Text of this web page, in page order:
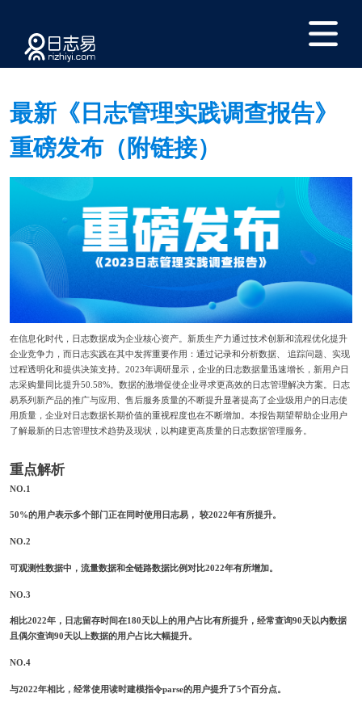
最新《日志管理实践调查报告》
重磅发布（附链接）
在信息化时代，日志数据成为企业核心资产。新质生产力通过技术创新和流程优化提升
企业竞争力，而日志实践在其中发挥重要作用：通过记录和分析数据、 追踪问题、实现
过程透明化和提供决策支持。2023年调研显示，企业的日志数据量迅速增长，新用户日
志采购量同比提升50.58%。数据的激增促使企业寻求更高效的日志管理解决方案。日志
易系列新产品的推广与应用、售后服务质量的不断提升显著提高了企业级用户的日志使
用质量，企业对日志数据长期价值的重视程度也在不断增加。本报告期望帮助企业用户
了解最新的日志管理技术趋势及现状，以构建更高质量的日志数据管理服务。
重点解析
NO.1
50%的用户表示多个部门正在同时使用日志易， 较2022年有所提升。
NO.2
可观测性数据中，流量数据和全链路数据比例对比2022年有所增加。
NO.3
相比2022年，日志留存时间在180天以上的用户占比有所提升， 经常查询90天以内数据
且偶尔查询90天以上数据的用户占比大幅提升。
NO.4
与2022年相比，经常使用读时建模指令parse的用户提升了5个百分点。